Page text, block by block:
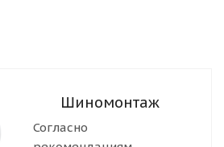
Шиномонтаж
Согласно